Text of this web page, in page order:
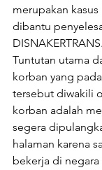
merupakan
dibantu
DISNAKERTRANS.
Tuntutan utama
korban yang
tersebut diwakili
korban adalah
segera
halaman karena
bekerja di negara